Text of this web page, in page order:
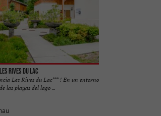
Rives du Lac
Les Rives du Lac*** ! En un entorno
las playas del lago ...